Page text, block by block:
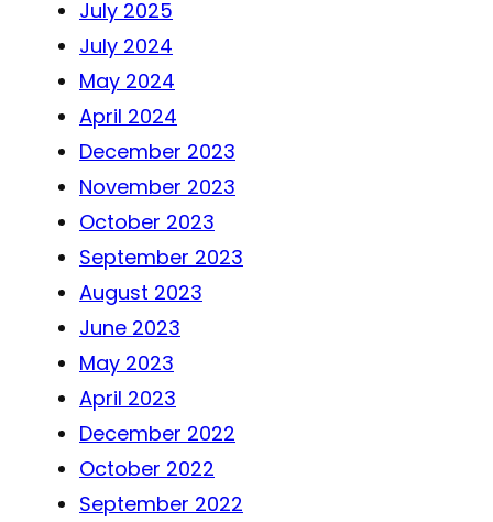
July 2025
July 2024
May 2024
April 2024
December 2023
November 2023
October 2023
September 2023
August 2023
June 2023
May 2023
April 2023
December 2022
October 2022
September 2022